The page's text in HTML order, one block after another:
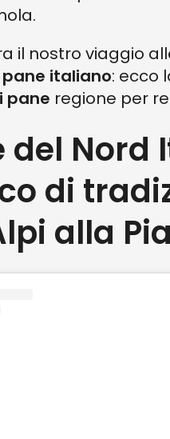
il nostro viaggio
pane italiano: ecco
pane regione per
del Nord
di
alla